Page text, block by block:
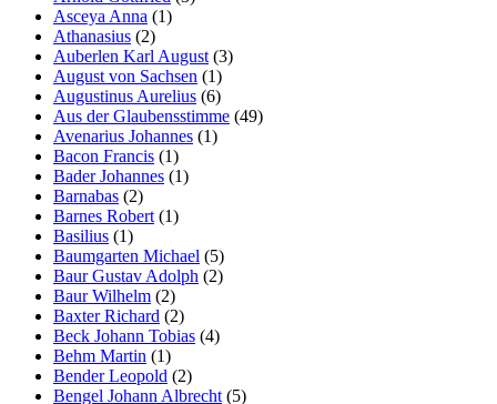
Asceya Anna (1)
Athanasius (2)
Auberlen Karl August (3)
August von Sachsen (1)
Augustinus Aurelius (6)
Aus der Glaubensstimme (49)
Avenarius Johannes (1)
Bacon Francis (1)
Bader Johannes (1)
Barnabas (2)
Barnes Robert (1)
Basilius (1)
Baumgarten Michael (5)
Baur Gustav Adolph (2)
Baur Wilhelm (2)
Baxter Richard (2)
Beck Johann Tobias (4)
Behm Martin (1)
Bender Leopold (2)
Bengel Johann Albrecht (5)